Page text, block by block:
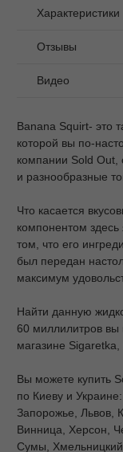
Характеристики
Отзывы
Видео
Banana Squirt- это
которой вы по-
компании Sold Out,
и разнообразные
Что касается
компонентом
том, что его
был передан
максимум
Найти данную
60 миллилитров вы
магазине Sigaretka,
Вы можете купить
по Киеву и
Запорожье, Львов,
Винница, Херсон,
Сумы,